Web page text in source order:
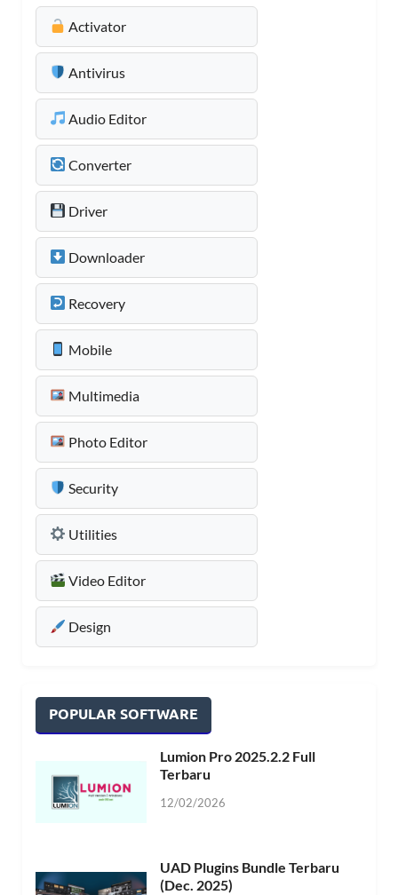
Activator
Antivirus
Audio Editor
Converter
Driver
Downloader
Recovery
Mobile
Multimedia
Photo Editor
Security
Utilities
Video Editor
Design
POPULAR SOFTWARE
Lumion Pro 2025.2.2 Full
Terbaru
12/02/2026
UAD Plugins Bundle Terbaru
(Dec. 2025)